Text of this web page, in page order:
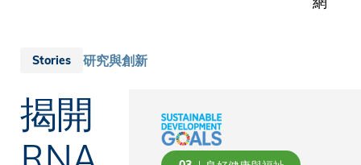
Stories 研究與創新
揭開